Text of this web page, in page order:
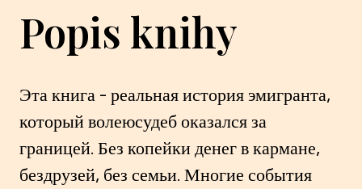
Popis knihy
Эта книга - реальная история эмигранта,
который волеюсудеб оказался за
границей. Без копейки денег в кармане,
бездрузей, без семьи. Многие события